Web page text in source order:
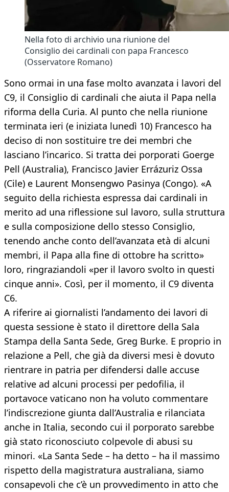
Nella foto di archivio una riunione del
Consiglio dei cardinali con papa Francesco
(Osservatore Romano)
Sono ormai in una fase molto avanzata i lavori del
C9, il Consiglio di cardinali che aiuta il Papa nella
riforma della Curia. Al punto che nella riunione
terminata ieri (e iniziata lunedì 10) Francesco ha
deciso di non sostituire tre dei membri che
lasciano l’incarico. Si tratta dei porporati Goerge
Pell (Australia), Francisco Javier Errázuriz Ossa
(Cile) e Laurent Monsengwo Pasinya (Congo). «A
seguito della richiesta espressa dai cardinali in
merito ad una riflessione sul lavoro, sulla struttura
e sulla composizione dello stesso Consiglio,
tenendo anche conto dell’avanzata età di alcuni
membri, il Papa alla fine di ottobre ha scritto»
loro, ringraziandoli «per il lavoro svolto in questi
cinque anni». Così, per il momento, il C9 diventa
C6.
A riferire ai giornalisti l’andamento dei lavori di
questa sessione è stato il direttore della Sala
Stampa della Santa Sede, Greg Burke. E proprio in
relazione a Pell, che già da diversi mesi è dovuto
rientrare in patria per difendersi dalle accuse
relative ad alcuni processi per pedofilia, il
portavoce vaticano non ha voluto commentare
l’indiscrezione giunta dall’Australia e rilanciata
anche in Italia, secondo cui il porporato sarebbe
già stato riconosciuto colpevole di abusi su
minori. «La Santa Sede – ha detto – ha il massimo
rispetto della magistratura australiana, siamo
consapevoli che c’è un provvedimento in atto che